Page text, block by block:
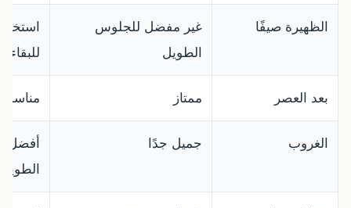
الظهيرة صيفًا
غير مفضل للجلوس
الطويل
للبقاء.
بعد العصر ممتاز مناسب
الغروب جميل جدًا
أفضل